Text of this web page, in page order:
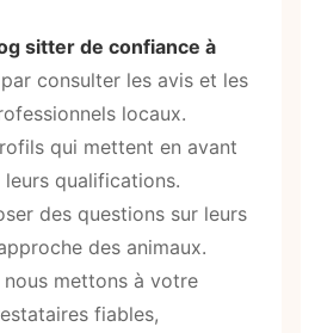
sitter de confiance à
consulter les avis et les
locaux.
qui mettent en avant
qualifications.
des questions sur leurs
des animaux.
nous mettons à votre
fiables,